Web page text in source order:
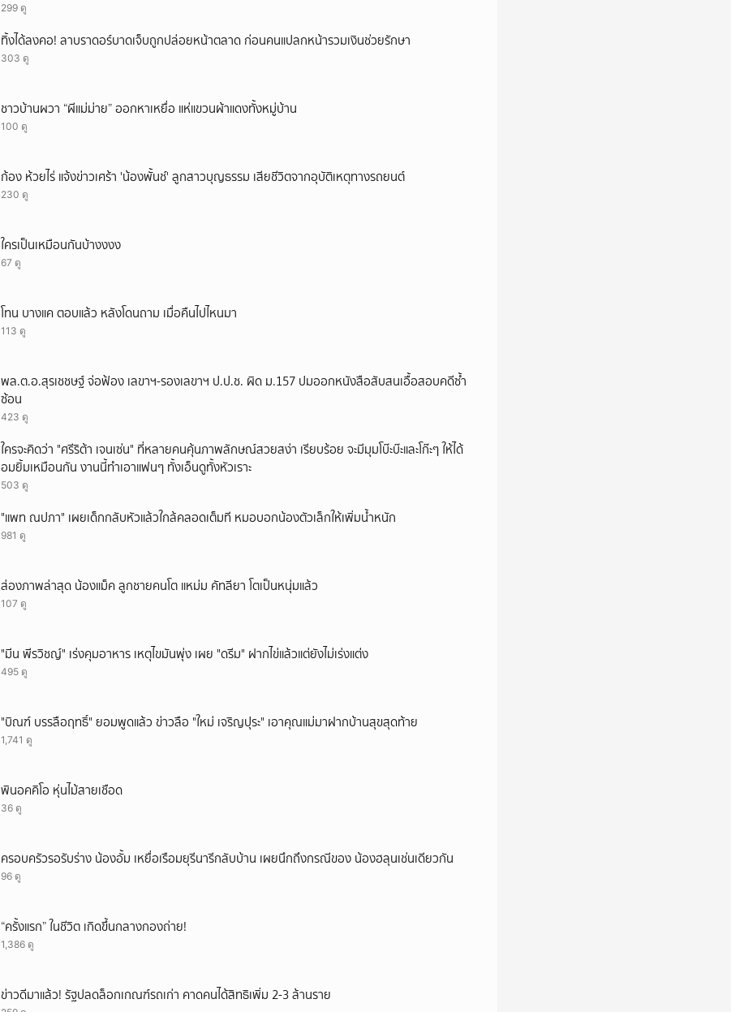
299 ดู
ทิ้งได้ลงคอ! ลาบราดอร์บาดเจ็บถูกปล่อยหน้าตลาด ก่อนคนแปลกหน้ารวมเงินช่วยรักษา
303 ดู
ชาวบ้านผวา “ผีแม่ม่าย” ออกหาเหยื่อ แห่แขวนผ้าแดงทั้งหมู่บ้าน
100 ดู
ก้อง ห้วยไร่ แจ้งข่าวเศร้า 'น้องพั้นช์' ลูกสาวบุญธรรม เสียชีวิตจากอุบัติเหตุทางรถยนต์
230 ดู
ใครเป็นเหมือนกันบ้างงงง
67 ดู
โทน บางแค ตอบแล้ว หลังโดนถาม เมื่อคืนไปไหนมา
113 ดู
พล.ต.อ.สุรเชชษฐ์ จ่อฟ้อง เลขาฯ-รองเลขาฯ ป.ป.ช. ผิด ม.157 ปมออกหนังสือสับสนเอื้อสอบคดีซ้ำ
ซ้อน
423 ดู
ใครจะคิดว่า "ศรีริต้า เจนเซ่น" ที่หลายคนคุ้นภาพลักษณ์สวยสง่า เรียบร้อย จะมีมุมโบ๊ะบ๊ะและโก๊ะๆ ให้ได้
อมยิ้มเหมือนกัน งานนี้ทำเอาแฟนๆ ทั้งเอ็นดูทั้งหัวเราะ
503 ดู
"แพท ณปภา" เผยเด็กกลับหัวแล้วใกล้คลอดเต็มที หมอบอกน้องตัวเล็กให้เพิ่มน้ำหนัก
981 ดู
ส่องภาพล่าสุด น้องแม็ค ลูกชายคนโต แหม่ม คัทลียา โตเป็นหนุ่มแล้ว
107 ดู
"มีน พีรวิชญ์" เร่งคุมอาหาร เหตุไขมันพุ่ง เผย "ดรีม" ฝากไข่แล้วแต่ยังไม่เร่งแต่ง
495 ดู
"บิณฑ์ บรรลือฤทธิ์" ยอมพูดแล้ว ข่าวลือ "ใหม่ เจริญปุระ" เอาคุณแม่มาฝากบ้านสุขสุดท้าย
1,741 ดู
พินอคคิโอ หุ่นไม้สายเชือด
36 ดู
ครอบครัวรอรับร่าง น้องอั้ม เหยื่อเรือมยุรีนารีกลับบ้าน เผยนึกถึงกรณีของ น้องฮลุนเช่นเดียวกัน
96 ดู
“ครั้งแรก” ในชีวิต เกิดขึ้นกลางกองถ่าย!
1,386 ดู
ข่าวดีมาแล้ว! รัฐปลดล็อกเกณฑ์รถเก่า คาดคนได้สิทธิเพิ่ม 2-3 ล้านราย